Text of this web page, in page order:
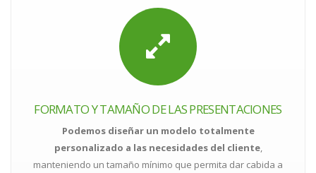
FORMATO Y TAMAÑO DE LAS PRESENTACIONES
Podemos diseñar un modelo totalmente
personalizado a las necesidades del cliente,
manteniendo un tamaño mínimo que permita dar cabida a